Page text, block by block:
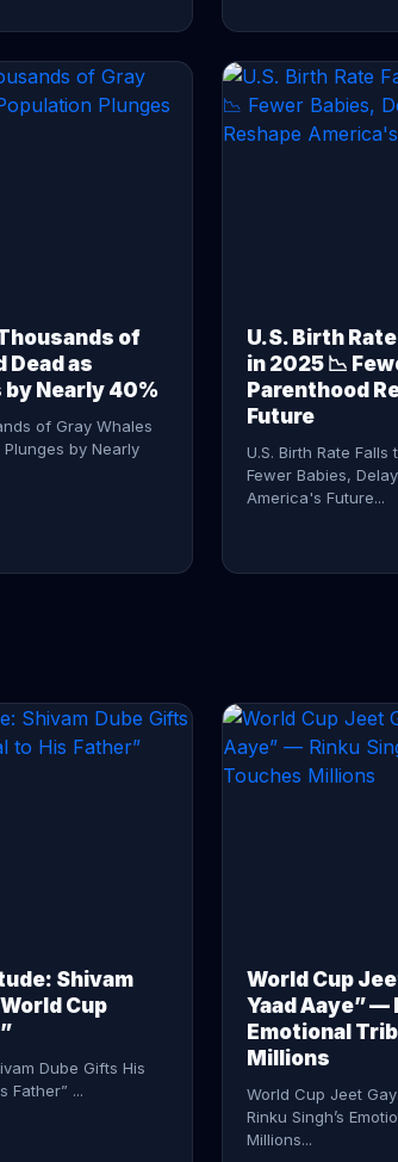
of
Dead as
by Nearly 40%
of Gray Whales
by Nearly
U.S. Birth
in 2025 📉
Parenthood
Future
U.S. Birth Rate
Fewer Babies,
America's Future...
CONTINUE
Shivam
Cup
Dube Gifts His
Father” ...
World Cup
Yaad Aaye” —
Emotional
Millions
World Cup Jeet
Rinku Singh’s
Millions...